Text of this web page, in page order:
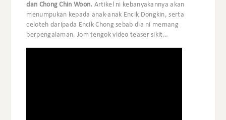
dan Chong Chin Woon. Artikel ni kebanyakannya akan
menumpukan kepada anak-anak Encik Dongkin, serta
celoteh daripada Encik Chong sebab dia ni memang
berpengalaman. Jom tengok video teaser sikit…